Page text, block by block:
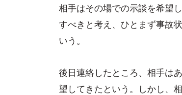
相手はその場での示談を希望
すべきと考え、ひとまず事故
いう。
後日連絡したところ、相手は
望してきたという。しかし、